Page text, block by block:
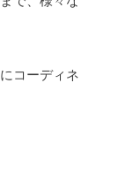
コーディネ